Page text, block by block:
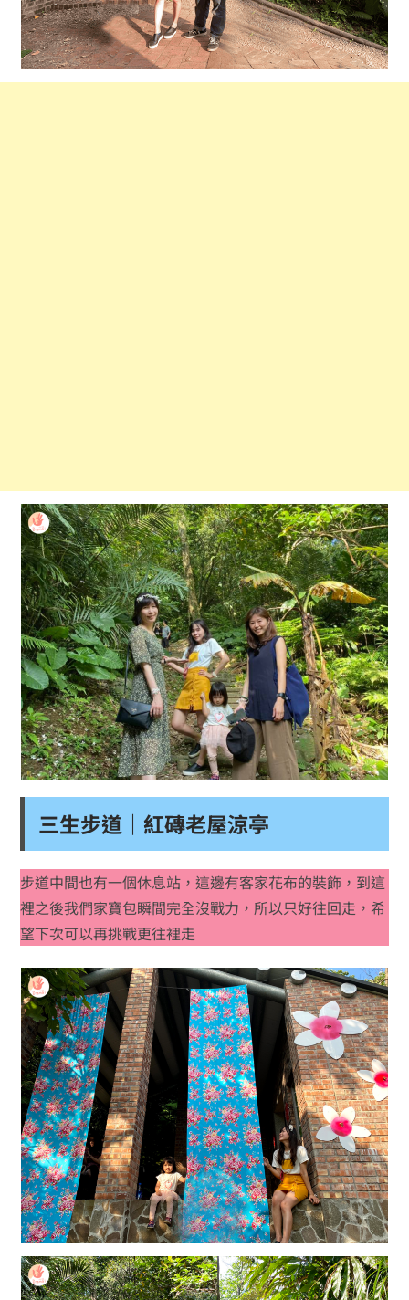
三生步道｜紅磚老屋涼亭
步道中間也有一個休息站，這邊有客家花布的裝飾，到這
裡之後我們家寶包瞬間完全沒戰力，所以只好往回走，希
望下次可以再挑戰更往裡走